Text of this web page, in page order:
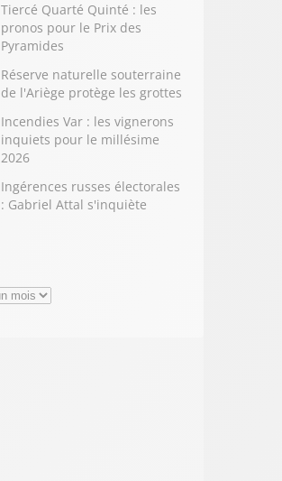
Tiercé Quarté Quinté : les
pronos pour le Prix des
Pyramides
Réserve naturelle souterraine
de l'Ariège protège les grottes
Incendies Var : les vignerons
inquiets pour le millésime
2026
Ingérences russes électorales
: Gabriel Attal s'inquiète